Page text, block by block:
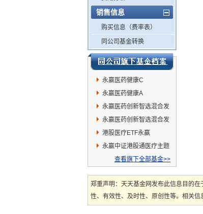
销售信息
购买信息（费率表）
同公司基金转换
永赢医药健康C
永赢医药健康A
永赢医药创新智选混合发
起A
永赢医药创新智选混合发
起C
港股医疗ETF永赢
永赢中证港股通医疗主题
ETF发起联接A
查看旗下全部基金>>
郑重声明：天天基金网发布此信息目的
性、有效性、及时性、原创性等。相关